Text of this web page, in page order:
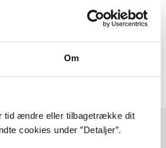
Om
tid ændre eller tilbagetrække dit
cookies under ”Detaljer”.